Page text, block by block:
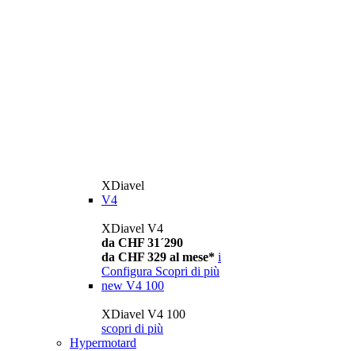
XDiavel
V4
XDiavel V4
da CHF 31´290
da CHF 329 al mese* i
Configura Scopri di più
new V4 100
XDiavel V4 100
scopri di più
Hypermotard